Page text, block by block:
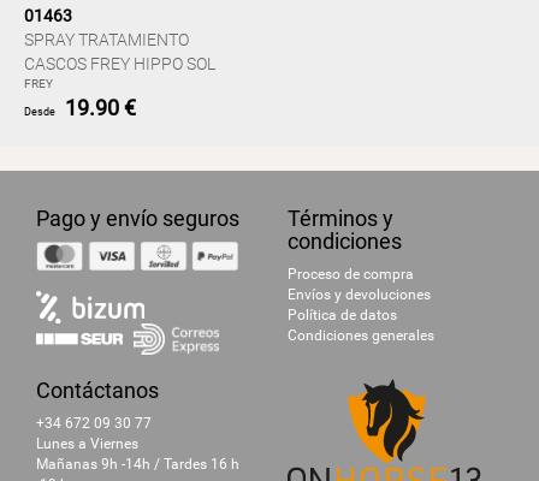
01463
SPRAY TRATAMIENTO
CASCOS FREY HIPPO SOL
FREY
Desde 19.90 €
Pago y envío seguros
Términos y
condiciones
Proceso de compra
Envíos y devoluciones
Política de datos
Condiciones generales
Contáctanos
+34 672 09 30 77
Lunes a Viernes
Mañanas 9h -14h / Tardes 16 h